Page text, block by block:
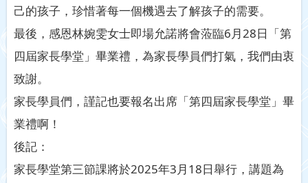
己的孩子，珍惜著每一個機遇去了解孩子的需要。
最後，感恩林婉雯女士即場允諾將會蒞臨6月28日「第
四屆家長學堂」畢業禮，為家長學員們打氣，我們由衷
致謝。
家長學員們，謹記也要報名出席「第四屆家長學堂」畢
業禮啊！
後記：
家長學堂第三節課將於2025年3月18日舉行，講題為